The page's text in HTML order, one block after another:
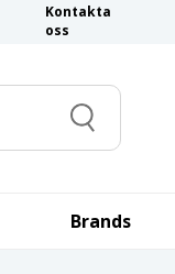
Kontakta
oss
Search
Brands